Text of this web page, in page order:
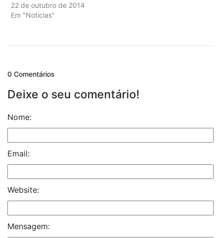
22 de outubro de 2014
Em "Notícias"
0 Comentários
Deixe o seu comentário!
Nome:
Email:
Website:
Mensagem: